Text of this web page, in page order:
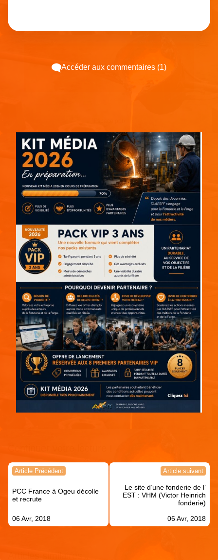
Accéder aux commentaires (1)
Navigation
l’article
Article Précédent
PCC France à Ogeu décolle
et recrute
06 Avr, 2018
Article suivant
Le site d’une fonderie de l’
EST : VHM (Victor Heinrich
fonderie)
06 Avr, 2018